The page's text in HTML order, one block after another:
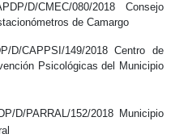
D/CMEC/080/2018 Consejo
de Camargo
D/CAPPSI/149/2018 Centro de
Psicológicas del Municipio
D/PARRAL/152/2018 Municipio